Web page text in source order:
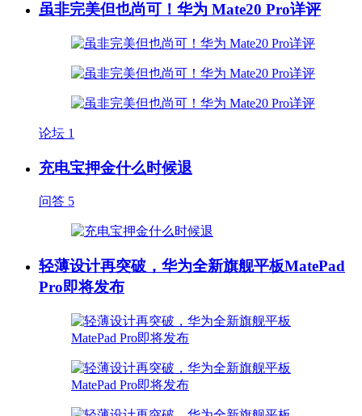
虽非完美但也尚可！华为 Mate20 Pro详评
论坛 1
充电宝押金什么时候退
问答 5
轻薄设计再突破，华为全新旗舰平板MatePad
Pro即将发布